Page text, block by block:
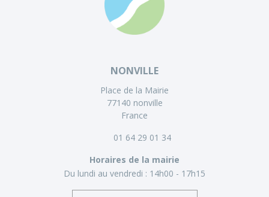
NONVILLE
Place de la Mairie
77140 nonville
France
01 64 29 01 34
Horaires de la mairie
Du lundi au vendredi : 14h00 - 17h15